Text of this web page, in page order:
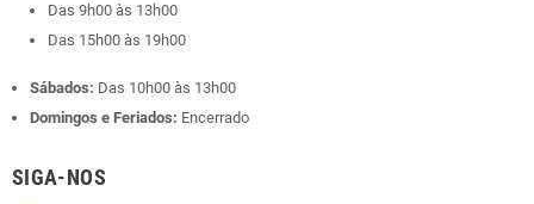
Das 9h00 às 13h00
Das 15h00 às 19h00
Sábados: Das 10h00 às 13h00
Domingos e Feriados: Encerrado
SIGA-NOS